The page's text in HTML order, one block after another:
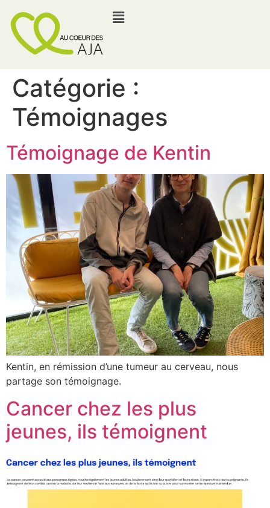
Catégorie :
Témoignages
Témoignage de Kentin
Kentin, en rémission d’une tumeur au cerveau, nous
partage son témoignage.
Cancer chez les plus
jeunes, ils témoignent